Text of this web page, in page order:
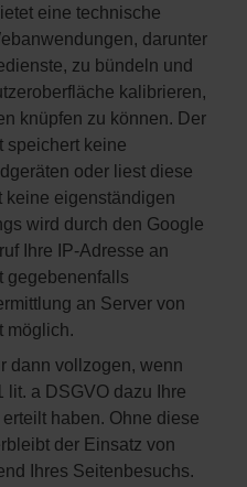
eine technische
darunter
zu bündeln und
kalibrieren,
knüpfen zu können. Der
speichert keine
oder liest diese
keine eigenständigen
wird durch den Google
Ihre IP-Adresse an
gegebenenfalls
an Server von
möglich.
dann vollzogen, wenn
lit. a DSGVO dazu Ihre
haben. Ohne diese
der Einsatz von
Ihres Seitenbesuchs.